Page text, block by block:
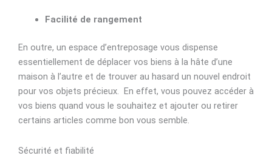
Facilité de rangement
En outre, un espace d’entreposage vous dispense
essentiellement de déplacer vos biens à la hâte d’une
maison à l’autre et de trouver au hasard un nouvel endroit
pour vos objets précieux. En effet, vous pouvez accéder à
vos biens quand vous le souhaitez et ajouter ou retirer
certains articles comme bon vous semble.
Sécurité et fiabilité